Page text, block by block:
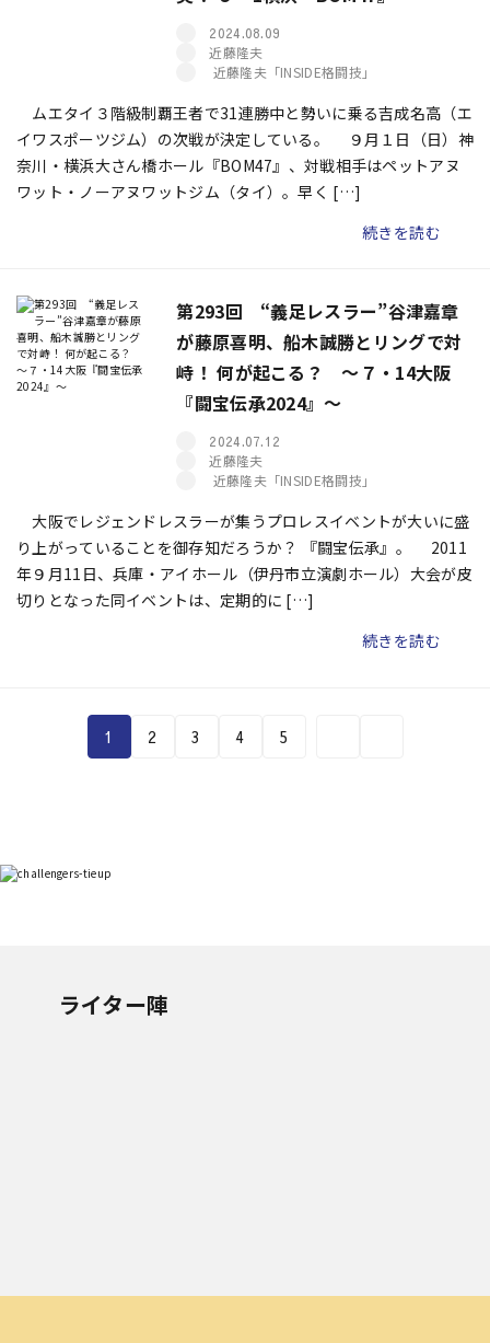
2024.08.09
近藤隆夫
近藤隆夫「INSIDE格闘技」
ムエタイ３階級制覇王者で31連勝中と勢いに乗る吉成名高（エ
イワスポーツジム）の次戦が決定している。 ９月１日（日）神
奈川・横浜大さん橋ホール『BOM47』、対戦相手はペットアヌ
ワット・ノーアヌワットジム（タイ）。早く […]
続きを読む
第293回 “義足レスラー”谷津嘉章
が藤原喜明、船木誠勝とリングで対
峙！ 何が起こる？ ～７・14大阪
『闘宝伝承2024』～
2024.07.12
近藤隆夫
近藤隆夫「INSIDE格闘技」
大阪でレジェンドレスラーが集うプロレスイベントが大いに盛
り上がっていることを御存知だろうか？ 『闘宝伝承』――。 2011
年９月11日、兵庫・アイホール（伊丹市立演劇ホール）大会が皮
切りとなった同イベントは、定期的に […]
続きを読む
1 2 3 4 5
ライター陣